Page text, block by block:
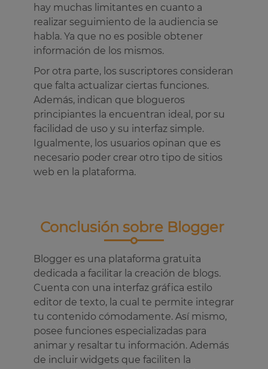
hay muchas limitantes en cuanto a
realizar seguimiento de la audiencia se
habla. Ya que no es posible obtener
información de los mismos.
Por otra parte, los suscriptores consideran
que falta actualizar ciertas funciones.
Además, indican que blogueros
principiantes la encuentran ideal, por su
facilidad de uso y su interfaz simple.
Igualmente, los usuarios opinan que es
necesario poder crear otro tipo de sitios
web en la plataforma.
Conclusión sobre Blogger
Blogger es una plataforma gratuita
dedicada a facilitar la creación de blogs.
Cuenta con una interfaz gráfica estilo
editor de texto, la cual te permite integrar
tu contenido cómodamente. Así mismo,
posee funciones especializadas para
animar y resaltar tu información. Además
de incluir widgets que faciliten la